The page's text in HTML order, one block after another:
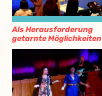
Als Herausforderung
getarnte Möglichkeiten